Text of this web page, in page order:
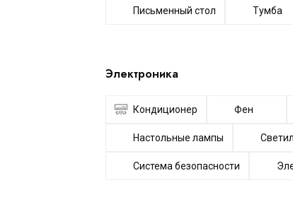
Письменный стол Тумба
Электроника
Кондиционер Фен
Настольные лампы
Система безопасности